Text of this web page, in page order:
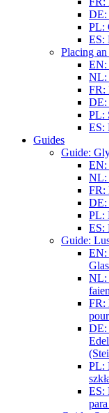
DE:
PL:
ES:
Placing
EN:
NL:
FR:
DE:
PL:
ES:
Guides
Guide:
EN:
NL:
FR:
DE:
PL:
ES:
Guide:
EN:
NL:
FR:
DE:
PL:
ES: